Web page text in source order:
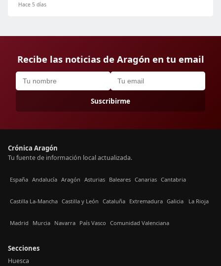
Hace 5 días
Recibe las noticias de Aragón en tu email
Suscribirme
Crónica Aragón
Tu fuente de información local actualizada.
España Andalucía Aragón Asturias Baleares Canarias Cantabria
Castilla La-Mancha Castilla y León Cataluña Extremadura Galicia La Rioja
Madrid Murcia Navarra País Vasco Comunidad Valenciana
Secciones
Huesca